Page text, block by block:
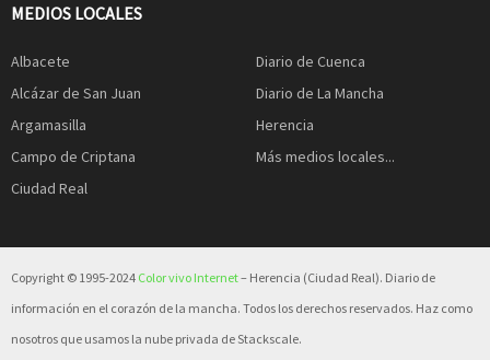
MEDIOS LOCALES
Albacete
Alcázar de San Juan
Argamasilla
Campo de Criptana
Ciudad Real
Diario de Cuenca
Diario de La Mancha
Herencia
Más medios locales...
Copyright © 1995-2024 Color vivo Internet– Herencia (Ciudad Real). Diario de
información en el corazón de la mancha. Todos los derechos reservados. Haz como
nosotros que usamos la nube privada de Stackscale.